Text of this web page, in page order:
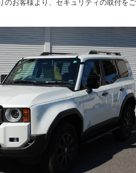
のお客様より、セキュリティの取付を